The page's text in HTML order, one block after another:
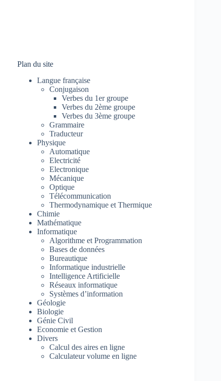
Plan du site
Langue française
Conjugaison
Verbes du 1er groupe
Verbes du 2ème groupe
Verbes du 3ème groupe
Grammaire
Traducteur
Physique
Automatique
Electricité
Electronique
Mécanique
Optique
Télécommunication
Thermodynamique et Thermique
Chimie
Mathématique
Informatique
Algorithme et Programmation
Bases de données
Bureautique
Informatique industrielle
Intelligence Artificielle
Réseaux informatique
Systèmes d’information
Géologie
Biologie
Génie Civil
Economie et Gestion
Divers
Calcul des aires en ligne
Calculateur volume en ligne